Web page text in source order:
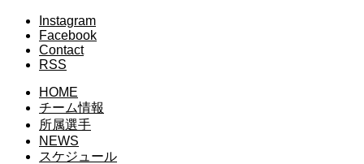
Instagram
Facebook
Contact
RSS
HOME
チーム情報
所属選手
NEWS
スケジュール